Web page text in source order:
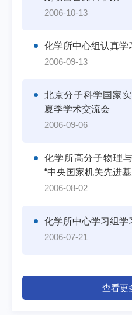
2006-10-13
化学所中心组认真学
2006-09-13
北京分子科学国家
夏季学术交流会
2006-09-06
化学所高分子物理
“中央国家机关先进
2006-08-02
化学所中心学习组学
2006-07-21
查看更